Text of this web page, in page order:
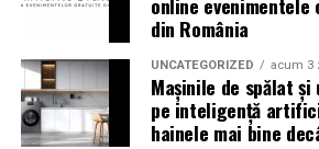
Abonamentele pot fi achizitionate de
la pretul de 513 lei + taxe. De
si bilete de o zi la pretul de 351 lei +
sambata, iar pentru duminica costul
426 lei + taxe.
din România
UNCATEGORIZED acum 3
Mașinile de spălat
pe inteligență
hainele mai bine